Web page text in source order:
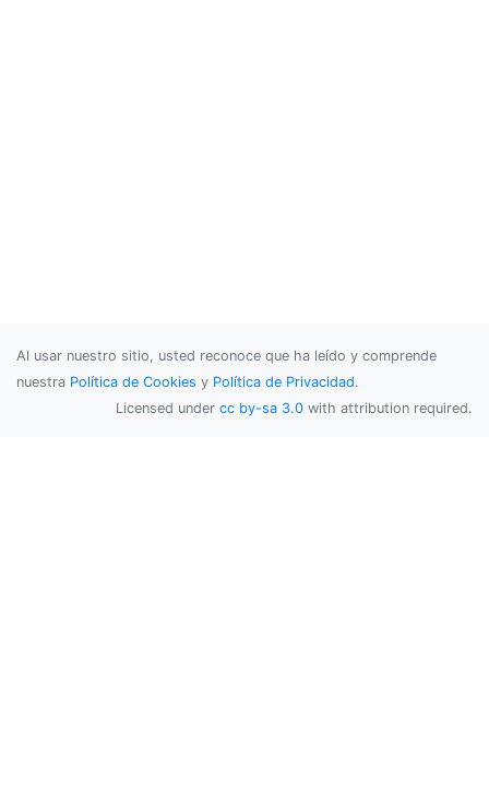
Al usar nuestro sitio, usted reconoce que ha leído y comprende
nuestra Política de Cookies y Política de Privacidad.
Licensed under cc by-sa 3.0 with attribution required.